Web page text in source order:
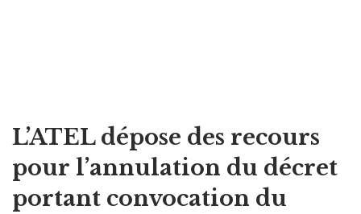
L’ATEL dépose des recours
pour l’annulation du décret
portant convocation du